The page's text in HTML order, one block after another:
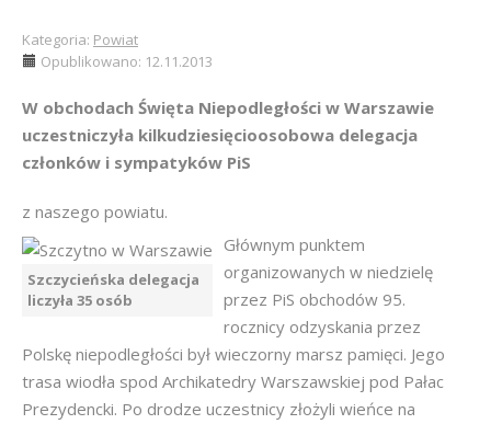
Kategoria: Powiat
Opublikowano: 12.11.2013
W obchodach Święta Niepodległości w Warszawie
uczestniczyła kilkudziesięcioosobowa delegacja
członków i sympatyków PiS
z naszego powiatu.
Szczycieńska delegacja
liczyła 35 osób
Głównym punktem
organizowanych w niedzielę
przez PiS obchodów 95.
rocznicy odzyskania przez
Polskę niepodległości był wieczorny marsz pamięci. Jego
trasa wiodła spod Archikatedry Warszawskiej pod Pałac
Prezydencki. Po drodze uczestnicy złożyli wieńce na